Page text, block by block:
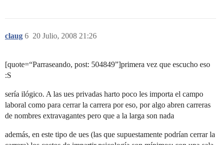
claug 20 Julio, 2008 21:26
6
[quote=“Parraseando, post: 504849”]primera vez que escucho eso
:S
sería ilógico. A las ues privadas harto poco les importa el campo
laboral como para cerrar la carrera por eso, por algo abren carreras
de nombres extravagantes pero que a la larga son nada
además, en este tipo de ues (las que supuestamente podrían cerrar la